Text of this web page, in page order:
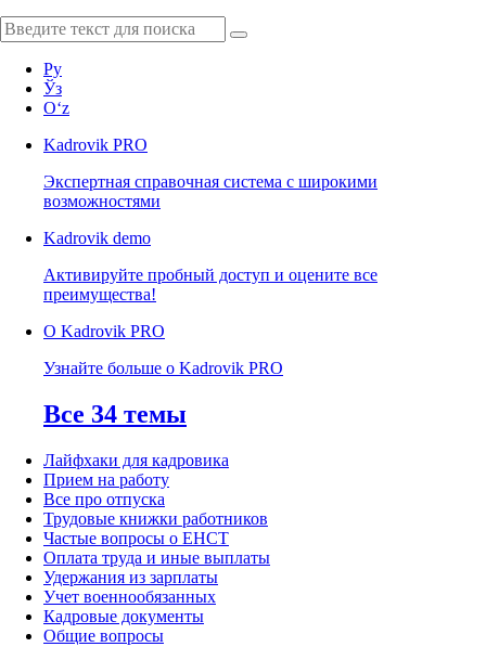
Ру
Ўз
Oʻz
Kadrovik PRO
Экспертная справочная система с широкими
возможностями
Kadrovik demo
Активируйте пробный доступ и оцените все
преимущества!
О Kadrovik PRO
Узнайте больше о Kadrovik PRO
Все 34 темы
Лайфхаки для кадровика
Прием на работу
Все про отпуска
Трудовые книжки работников
Частые вопросы о ЕНСТ
Оплата труда и иные выплаты
Удержания из зарплаты
Учет военнообязанных
Кадровые документы
Общие вопросы